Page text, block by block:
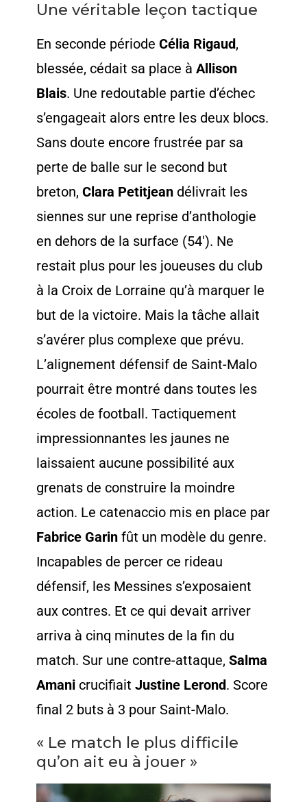
Une véritable leçon tactique
En seconde période Célia Rigaud,
blessée, cédait sa place à Allison
Blais. Une redoutable partie d’échec
s’engageait alors entre les deux blocs.
Sans doute encore frustrée par sa
perte de balle sur le second but
breton, Clara Petitjeandélivrait les
siennes sur une reprise d’anthologie
en dehors de la surface (54′). Ne
restait plus pour les joueuses du club
à la Croix de Lorraine qu’à marquer le
but de la victoire. Mais la tâche allait
s’avérer plus complexe que prévu.
L’alignement défensif de Saint-Malo
pourrait être montré dans toutes les
écoles de football. Tactiquement
impressionnantes les jaunes ne
laissaient aucune possibilité aux
grenats de construire la moindre
action. Le catenaccio mis en place par
Fabrice Garinfût un modèle du genre.
Incapables de percer ce rideau
défensif, les Messines s’exposaient
aux contres. Et ce qui devait arriver
arriva à cinq minutes de la fin du
match. Sur une contre-attaque, Salma
Amani crucifiait Justine Lerond. Score
final 2 buts à 3 pour Saint-Malo.
« Le match le plus difficile
qu’on ait eu à jouer »